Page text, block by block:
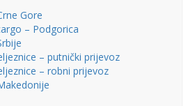
Gore
– Podgorica
– putnički prijevoz
– robni prijevoz